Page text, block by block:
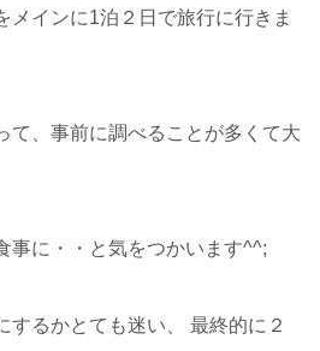
メインに1泊２日で旅行に行きま
て、事前に調べることが多くて大
事に・・と気をつかいます^^;
するかとても迷い、 最終的に２